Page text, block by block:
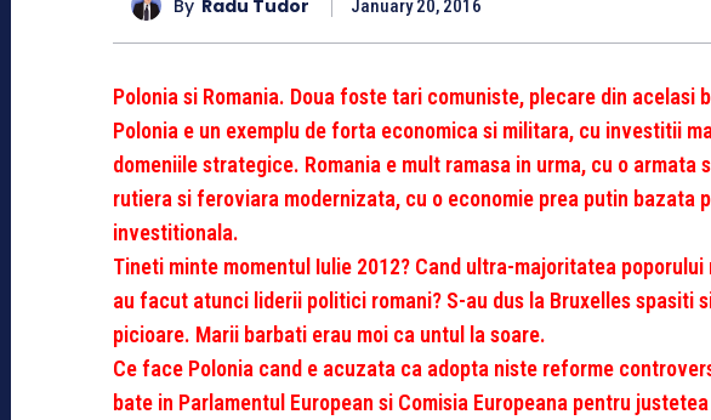
By Radu Tudor January 20, 2016
Polonia si Romania. Doua foste tari comuniste, plecare din acelasi
Polonia e un exemplu de forta economica si militara, cu investitii
domeniile strategice. Romania e mult ramasa in urma, cu o
rutiera si feroviara modernizata, cu o economie prea putin bazata
investitionala.
Tineti minte momentul Iulie 2012? Cand ultra-majoritatea poporului
au facut atunci liderii politici romani? S-au dus la Bruxelles spasiti
picioare. Marii barbati erau moi ca untul la soare.
Ce face Polonia cand e acuzata ca adopta niste reforme
bate in Parlamentul European si Comisia Europeana pentru